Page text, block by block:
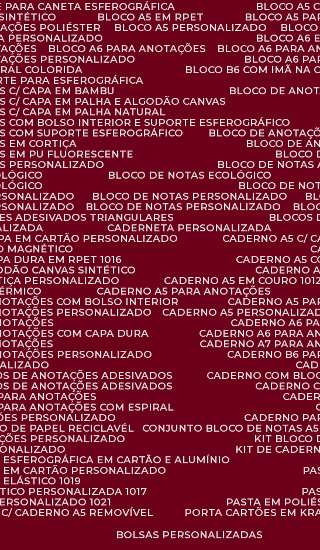
PARA CANETA ESFEROGRÁFICA
BLOCO A5
BLOCO A5 EM RPET
BLOCO A5
POLIÉSTER
BLOCO A5 PERSONALIZADO
PERSONALIZADO
BLOCO
BLOCO A6 PARA ANOTAÇÕES
BLOCO A6 PARA
PERSONALIZADO
BLOCO A6
COLORIDA
BLOCO B6 COM IMÃ NA
PARA ESFEROGRÁFICA
C/ CAPA EM BAMBU
BLOCO DE
C/ CAPA EM PALHA E ALGODÃO CANVAS
C/ CAPA EM PALHA NATURAL
COM BOLSO INTERIOR E SUPORTE ESFEROGRÁFICO
COM SUPORTE ESFEROGRÁFICO
BLOCO DE
EM CORTIÇA
BLOCO DE
EM PU FLUORESCENTE
PERSONALIZADO
BLOCO DE
BLOCO DE NOTAS ECOLÓGICO
BLOCO DE
BLOCO DE NOTAS PERSONALIZADO
BLOCO DE NOTAS PERSONALIZADO
ADESIVADOS TRIANGULARES
CADERNETA PERSONALIZADA
EM CARTÃO PERSONALIZADO
CADERNO A5 C/
MAGNÉTICO
DURA EM RPET 1016
CADERNO A5
CANVAS SINTÉTICO
CADERNO
PERSONALIZADO
CADERNO A5 EM COURO
CADERNO A5 PARA ANOTAÇÕES
COM BOLSO INTERIOR
CADERNO A5
PERSONALIZADO
CADERNO A5
CADERNO A6
COM CAPA DURA
CADERNO A6 PARA
CADERNO A7 PARA
PERSONALIZADO
CADERNO B6
DE ANOTAÇÕES ADESIVADOS
CADERNO COM
DE ANOTAÇÕES ADESIVADOS
CADERNO
ANOTAÇÕES
ANOTAÇÕES COM ESPIRAL
PERSONALIZADO
CADERNO
DE PAPEL RECICLAVÉL
CONJUNTO BLOCO DE NOTAS A5
PERSONALIZADO
KIT
KIT DE
ESFEROGRÁFICA EM CARTÃO E ALUMÍNIO
EM CARTÃO PERSONALIZADO
ELÁSTICO 1019
PERSONALIZADA 1017
1021
PASTA EM
C/ CADERNO A5 REMOVÍVEL
PORTA CARTÕES EM
BOLSAS PERSONALIZADAS